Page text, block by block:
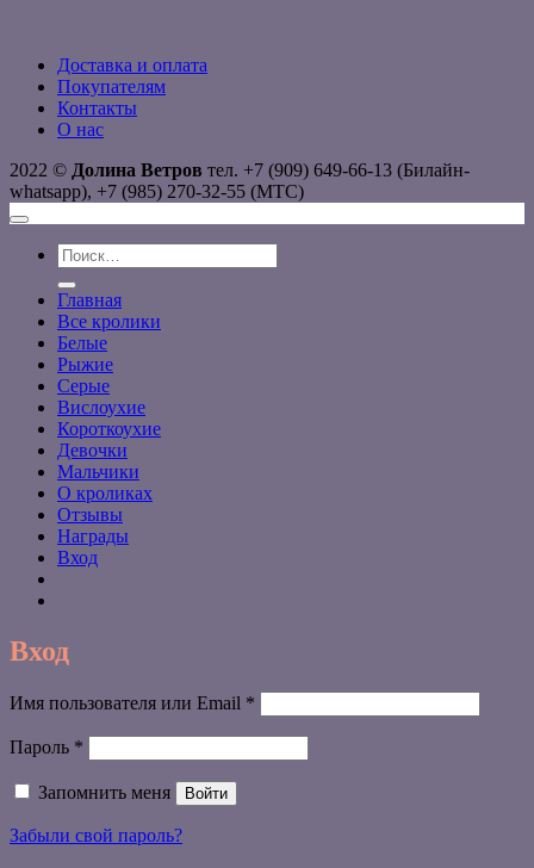
Доставка и оплата
Покупателям
Контакты
О нас
2022 © Долина Ветров тел. +7 (909) 649-66-13 (Билайн-
whatsapp), +7 (985) 270-32-55 (МТС)
Искать:
Главная
Все кролики
Белые
Рыжие
Серые
Вислоухие
Короткоухие
Девочки
Мальчики
О кроликах
Отзывы
Награды
Вход
Вход
Имя пользователя или Email *
Пароль *
Запомнить меня Войти
Забыли свой пароль?